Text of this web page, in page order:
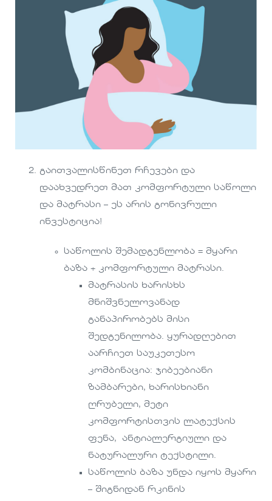
გაითვალისწინეთ რჩევები და
დაახვედრეთ მათ კომფორტული საწოლი
და მატრასი – ეს არის გონივრული
ინვესტიცია!
საწოლის შემადგენლობა = მყარი
ბაზა + კომფორტული მატრასი.
მატრასის ხარისხს
მნიშვნელოვანად
განაპირობებს მისი
შედგენილობა. ყურადღებით
აარჩიეთ საუკეთესო
კომბინაცია: ჯიბეებიანი
ზამბარები, ხარისხიანი
ღრუბელი, მეტი
კომფორტისთვის ლატექსის
ფენა, ანტიალერგიული და
ნატურალური ტექსტილი.
საწოლის ბაზა უნდა იყოს მყარი
– შიგნიდან რკინის